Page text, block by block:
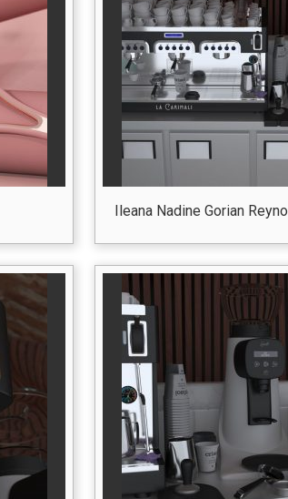
Ileana Nadine Gorian Reyno